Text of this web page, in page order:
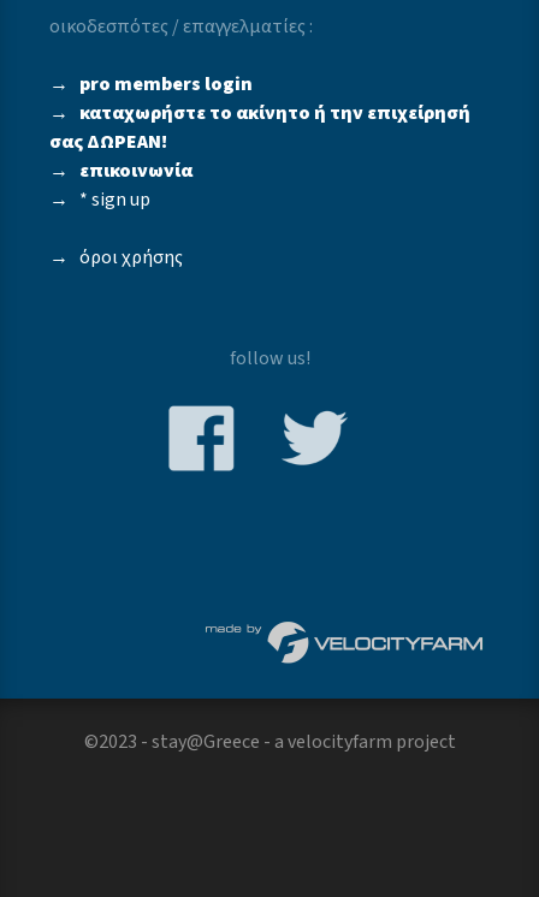
οικοδεσπότες / επαγγελματίες :
→ pro members login
→καταχωρήστε το ακίνητο ή την επιχείρησή
σας ΔΩΡΕΑΝ!
→ επικοινωνία
→ * sign up
→όροι χρήσης
follow us!
©2023 - stay@Greece - avelocityfarm project